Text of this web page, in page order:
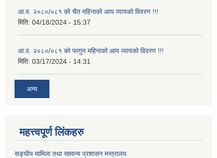
आ.व. २०८०/०८१ को चैत महिनाको आय व्यायको विवरण !!!
मिति: 04/18/2024 - 15:37
आ.व. २०८०/०८१ को फागुन महिनाको आय व्यायको विवरण !!!
मिति: 03/17/2024 - 14:31
अन्य
महत्त्वपूर्ण लिंकहरु
सङ्घीय मामिला तथा सामान्य प्रशासन मन्त्रालय